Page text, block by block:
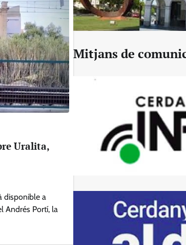
Uralita,
disponible a
Andrés Portí, la
Mitjans de